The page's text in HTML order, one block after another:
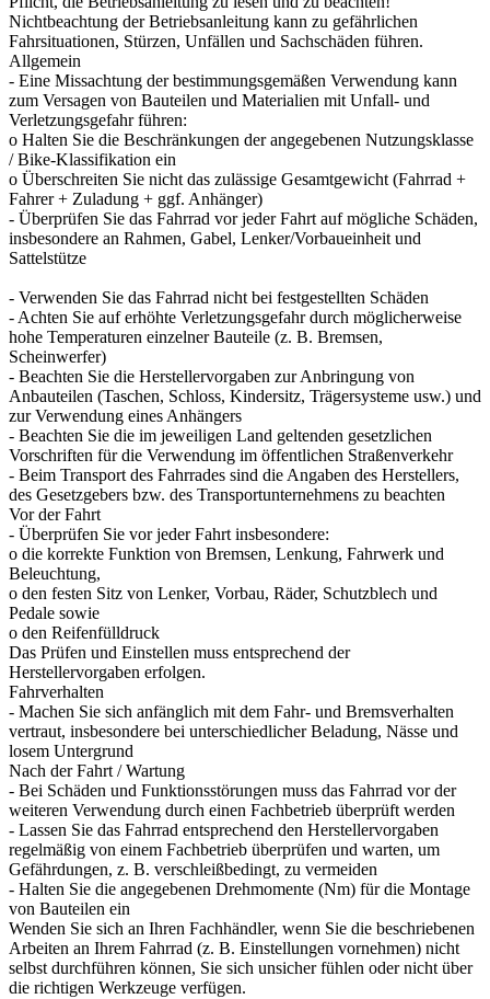
Nichtbeachtung der Betriebsanleitung kann zu gefährlichen
Fahrsituationen, Stürzen, Unfällen und Sachschäden führen.
Allgemein
- Eine Missachtung der bestimmungsgemäßen Verwendung kann
zum Versagen von Bauteilen und Materialien mit Unfall- und
Verletzungsgefahr führen:
o Halten Sie die Beschränkungen der angegebenen Nutzungsklasse
/ Bike-Klassifikation ein
o Überschreiten Sie nicht das zulässige Gesamtgewicht (Fahrrad +
Fahrer + Zuladung + ggf. Anhänger)
- Überprüfen Sie das Fahrrad vor jeder Fahrt auf mögliche Schäden,
insbesondere an Rahmen, Gabel, Lenker/Vorbaueinheit und
Sattelstütze
- Verwenden Sie das Fahrrad nicht bei festgestellten Schäden
- Achten Sie auf erhöhte Verletzungsgefahr durch möglicherweise
hohe Temperaturen einzelner Bauteile (z. B. Bremsen,
Scheinwerfer)
- Beachten Sie die Herstellervorgaben zur Anbringung von
Anbauteilen (Taschen, Schloss, Kindersitz, Trägersysteme usw.) und
zur Verwendung eines Anhängers
- Beachten Sie die im jeweiligen Land geltenden gesetzlichen
Vorschriften für die Verwendung im öffentlichen Straßenverkehr
- Beim Transport des Fahrrades sind die Angaben des Herstellers,
des Gesetzgebers bzw. des Transportunternehmens zu beachten
Vor der Fahrt
- Überprüfen Sie vor jeder Fahrt insbesondere:
o die korrekte Funktion von Bremsen, Lenkung, Fahrwerk und
Beleuchtung,
o den festen Sitz von Lenker, Vorbau, Räder, Schutzblech und
Pedale sowie
o den Reifenfülldruck
Das Prüfen und Einstellen muss entsprechend der
Herstellervorgaben erfolgen.
Fahrverhalten
- Machen Sie sich anfänglich mit dem Fahr- und Bremsverhalten
vertraut, insbesondere bei unterschiedlicher Beladung, Nässe und
losem Untergrund
Nach der Fahrt / Wartung
- Bei Schäden und Funktionsstörungen muss das Fahrrad vor der
weiteren Verwendung durch einen Fachbetrieb überprüft werden
- Lassen Sie das Fahrrad entsprechend den Herstellervorgaben
regelmäßig von einem Fachbetrieb überprüfen und warten, um
Gefährdungen, z. B. verschleißbedingt, zu vermeiden
- Halten Sie die angegebenen Drehmomente (Nm) für die Montage
von Bauteilen ein
Wenden Sie sich an Ihren Fachhändler, wenn Sie die beschriebenen
Arbeiten an Ihrem Fahrrad (z. B. Einstellungen vornehmen) nicht
selbst durchführen können, Sie sich unsicher fühlen oder nicht über
die richtigen Werkzeuge verfügen.